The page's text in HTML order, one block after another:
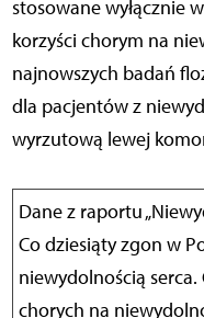
stosowane wyłącznie
korzyści chorym na
najnowszych badań
dla pacjentów z
wyrzutową lewej
Dane z raportu
Co dziesiąty zgon w
niewydolnością
chorych na